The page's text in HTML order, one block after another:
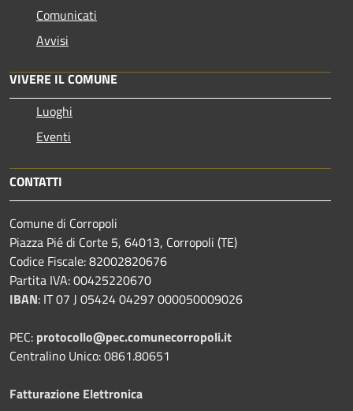
Comunicati
Avvisi
VIVERE IL COMUNE
Luoghi
Eventi
CONTATTI
Comune di Corropoli
Piazza Pié di Corte 5, 64013, Corropoli (TE)
Codice Fiscale: 82002820676
Partita IVA: 00425220670
IBAN: IT 07 J 05424 04297 000050009026
PEC: protocollo@pec.comunecorropoli.it
Centralino Unico: 0861.80651
Fatturazione Elettronica